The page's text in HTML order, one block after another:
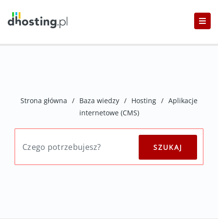
Strona główna / Baza wiedzy / Hosting / Aplikacje
internetowe (CMS)